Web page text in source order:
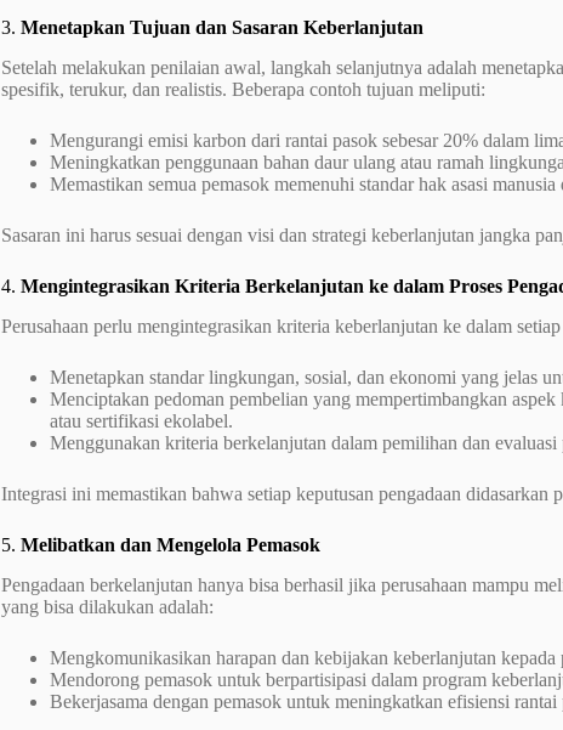
3. Menetapkan Tujuan dan Sasaran Keberlanjutan
Setelah melakukan penilaian awal, langkah selanjutnya adalah
spesifik, terukur, dan realistis. Beberapa contoh tujuan meliputi:
Mengurangi emisi karbon dari rantai pasok sebesar 20% dalam
Meningkatkan penggunaan bahan daur ulang atau ramah
Memastikan semua pemasok memenuhi standar hak asasi
Sasaran ini harus sesuai dengan visi dan strategi keberlanjutan jangka
4. Mengintegrasikan Kriteria Berkelanjutan ke dalam Proses
Perusahaan perlu mengintegrasikan kriteria keberlanjutan ke dalam
Menetapkan standar lingkungan, sosial, dan ekonomi yang jelas
Menciptakan pedoman pembelian yang mempertimbangkan
atau sertifikasi ekolabel.
Menggunakan kriteria berkelanjutan dalam pemilihan dan evaluasi
Integrasi ini memastikan bahwa setiap keputusan pengadaan didasarkan
5. Melibatkan dan Mengelola Pemasok
Pengadaan berkelanjutan hanya bisa berhasil jika perusahaan mampu
yang bisa dilakukan adalah:
Mengkomunikasikan harapan dan kebijakan keberlanjutan kepada
Mendorong pemasok untuk berpartisipasi dalam program
Bekerjasama dengan pemasok untuk meningkatkan efisiensi